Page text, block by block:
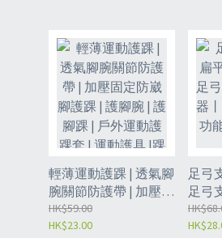
輕薄運動護踝 | 透氣腳
腕關節防護帶 | 加壓固
定防崴腳護踝 | 護腳腕
| 護腳踝 | 戶外運動護
HK$59.00
HK$23.00
足弓
足弓
足弓
撐鞋